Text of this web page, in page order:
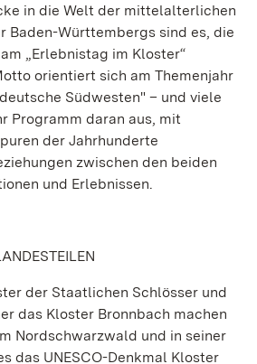
in die Welt der mittelalterlichen
Baden-Württembergs sind es, die
„Erlebnistag im Kloster“
orientiert sich am Themenjahr
Südwesten" – und viele
Programm daran aus, mit
der Jahrhunderte
zwischen den beiden
und Erlebnissen.
der Staatlichen Schlösser und
das Kloster Bronnbach machen
Nordschwarzwald und in seiner
das UNESCO-Denkmal Kloster